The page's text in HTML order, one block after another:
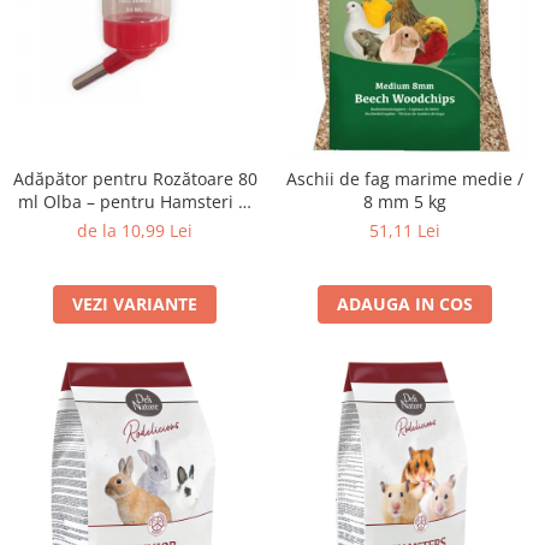
Adăpător pentru Rozătoare 80
ml Olba – pentru Hamsteri și
Animale Mici
de la 10,99 Lei
VEZI VARIANTE
Aschii de fag marime medie /
8 mm 5 kg
51,11 Lei
ADAUGA IN COS